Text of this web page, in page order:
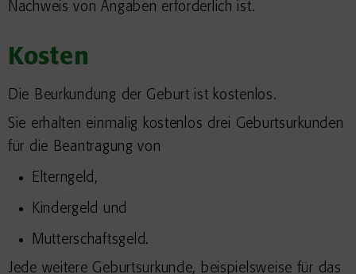
Nachweis von Angaben erforderlich ist.
Kosten
Die Beurkundung der Geburt ist kostenlos.
Sie erhalten einmalig kostenlos drei Geburtsurkunden
für die Beantragung von
Elterngeld,
Kindergeld und
Mutterschaftsgeld.
Jede weitere Geburtsurkunde, beispielsweise für das